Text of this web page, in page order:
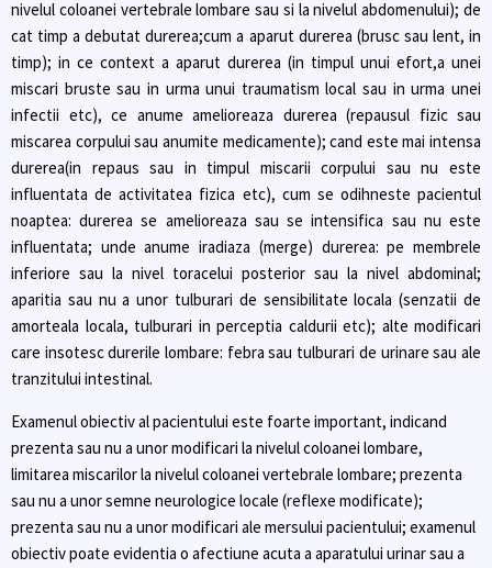
nivelul coloanei vertebrale lombare sau si la nivelul abdomenului); de
cat timp a debutat durerea;cum a aparut durerea (brusc sau lent, in
timp); in ce context a aparut durerea (in timpul unui efort,a unei
miscari bruste sau in urma unui traumatism local sau in urma unei
infectii etc), ce anume amelioreaza durerea (repausul fizic sau
miscarea corpului sau anumite medicamente); cand este mai intensa
durerea(in repaus sau in timpul miscarii corpului sau nu este
influentata de activitatea fizica etc), cum se odihneste pacientul
noaptea: durerea se amelioreaza sau se intensifica sau nu este
influentata; unde anume iradiaza (merge) durerea: pe membrele
inferiore sau la nivel toracelui posterior sau la nivel abdominal;
aparitia sau nu a unor tulburari de sensibilitate locala (senzatii de
amorteala locala, tulburari in perceptia caldurii etc); alte modificari
care insotesc durerile lombare: febra sau tulburari de urinare sau ale
tranzitului intestinal.
Examenul obiectiv al pacientului este foarte important, indicand
prezenta sau nu a unor modificari la nivelul coloanei lombare,
limitarea miscarilor la nivelul coloanei vertebrale lombare; prezenta
sau nu a unor semne neurologice locale (reflexe modificate);
prezenta sau nu a unor modificari ale mersului pacientului; examenul
obiectiv poate evidentia o afectiune acuta a aparatului urinar sau a